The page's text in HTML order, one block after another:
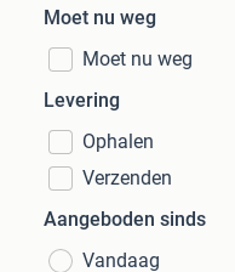
Moet nu weg
Moet nu weg
Levering
Ophalen
Verzenden
Aangeboden sinds
Vandaag